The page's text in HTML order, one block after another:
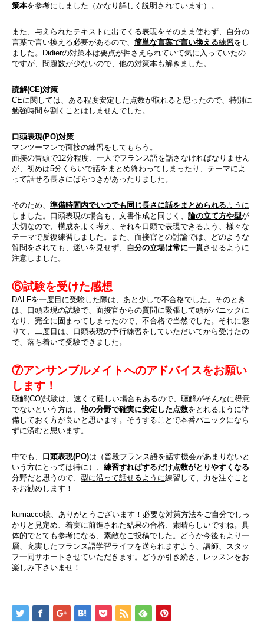
策本を参考にしました（かなり詳しく説明されています）。
また、与えられたテキストに出てくる表現をそのまま使わず、自分の
言葉で言い換える必要があるので、 簡単な言葉で言い換える練習をし
ました。Didierの対策本は要点が押さえられていて気に入っていたの
ですが、問題数が少ないので、他の対策本も解きました。
読解(CE)対策
CEに関しては、ある程度安定した点数が取れると思ったので、特別に
勉強時間を割くことはしませんでした。
口頭表現(PO)対策
マンツーマンで面接の練習をしてもらう。
面接の冒頭で12分程度、一人でフランス語を話さなければなりません
が、初めは5分くらいで話をまとめ終わってしまったり、テーマによ
って話せる長さにばらつきがあったりました。
そのため、 準備時間内でいつでも同じ長さに話をまとめられる ように
しました。口頭表現の場合も、文書作成と同じく、 論の立て方や型が
大切なので、構成をよく考え、それを口頭で表現できるよう、様々な
テーマで反復練習しました。また、面接官との討論では、どのような
質問をされても、迷いを見せず、 自分の立場は常に一貫させる ように
注意しました。
⑥試験を受けた感想
DALFを一度目に受験した際は、あと少しで不合格でした。そのとき
は、口頭表現の試験で、面接官からの質問に緊張して頭がパニックに
なり、完全に固まってしまったので、不合格で当然でした。それに懲
りて、二度目は、口頭表現の予行練習をしていただいてから受けたの
で、落ち着いて受験できました。
⑦アンサンブルメイトへのアドバイスをお願い
します！
聴解(CO)試験は、速くて難しい場合もあるので、聴解がそんなに得意
でないという方は、 他の分野で確実に安定した点数をとれるように準
備しておく方が良いと思います。そうすることで本番パニックになら
ずに済むと思います。
中でも、 口頭表現(PO)は（普段フランス語を話す機会があまりないと
いう方にとっては特に）、 練習すればするだけ点数がとりやすくなる
分野だと思うので、 型に沿って話せるように練習して、力を注ぐこと
をお勧めします！
kumacco様、ありがとうございます！必要な対策方法をご自分でしっ
かりと見定め、着実に前進された結果の合格、素晴らしいですね。具
体的でとても参考になる、素敵なご投稿でした。どうか今後もより一
層、充実したフランス語学習ライフを送られますよう、講師、スタッ
フ一同サポートさせていただきます。どうか引き続き、レッスンをお
楽しみ下さいませ！